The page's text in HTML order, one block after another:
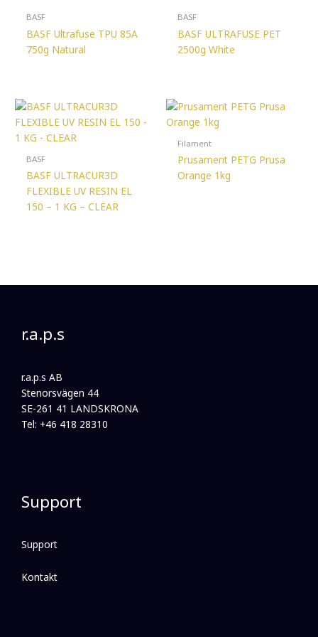
BASF
BASF Ultrafuse TPU 85A
750g Natural
BASF
BASF ULTRAFUSE PET
2500g White
BASF
BASF ULTRACUR3D
FLEXIBLE UV RESIN EL
150 – 1 KG – CLEAR
Filament
Prusament PETG Prusa
Orange 1kg
r.a.p.s
r.a.p.s AB
Stenorsvägen 44
SE-261 41 LANDSKRONA
Tel: +46 418 28310
Support
Support
Kontakt